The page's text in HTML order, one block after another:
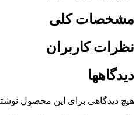
مشخصات کلی
نظرات کاربران
دیدگاهها
هیچ دیدگاهی برای این محصول